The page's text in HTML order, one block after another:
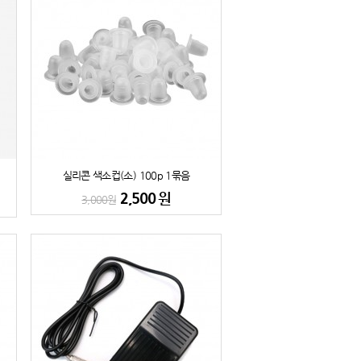
실리콘 색소컵(소) 100p 1묶음
3,000원 2,500원